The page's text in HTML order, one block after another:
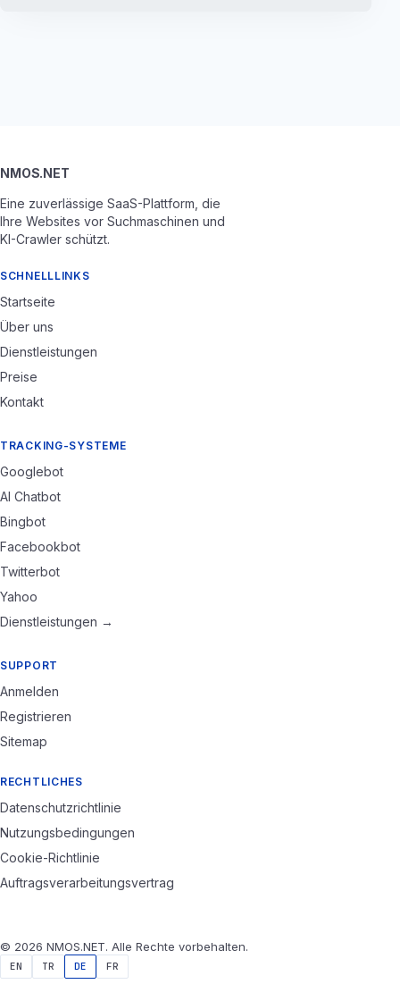
NMOS.NET
Eine zuverlässige SaaS-Plattform, die
Ihre Websites vor Suchmaschinen und
KI-Crawler schützt.
SCHNELLLINKS
Startseite
Über uns
Dienstleistungen
Preise
Kontakt
TRACKING-SYSTEME
Googlebot
AI Chatbot
Bingbot
Facebookbot
Twitterbot
Yahoo
Dienstleistungen →
SUPPORT
Anmelden
Registrieren
Sitemap
RECHTLICHES
Datenschutzrichtlinie
Nutzungsbedingungen
Cookie-Richtlinie
Auftragsverarbeitungsvertrag
© 2026 NMOS.NET. Alle Rechte vorbehalten.
EN TR DE FR